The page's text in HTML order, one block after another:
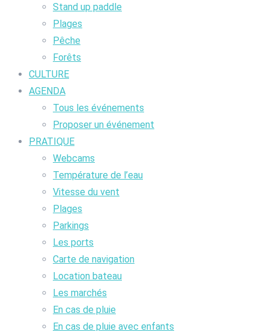
Stand up paddle
Plages
Pêche
Forêts
CULTURE
AGENDA
Tous les événements
Proposer un événement
PRATIQUE
Webcams
Température de l’eau
Vitesse du vent
Plages
Parkings
Les ports
Carte de navigation
Location bateau
Les marchés
En cas de pluie
En cas de pluie avec enfants